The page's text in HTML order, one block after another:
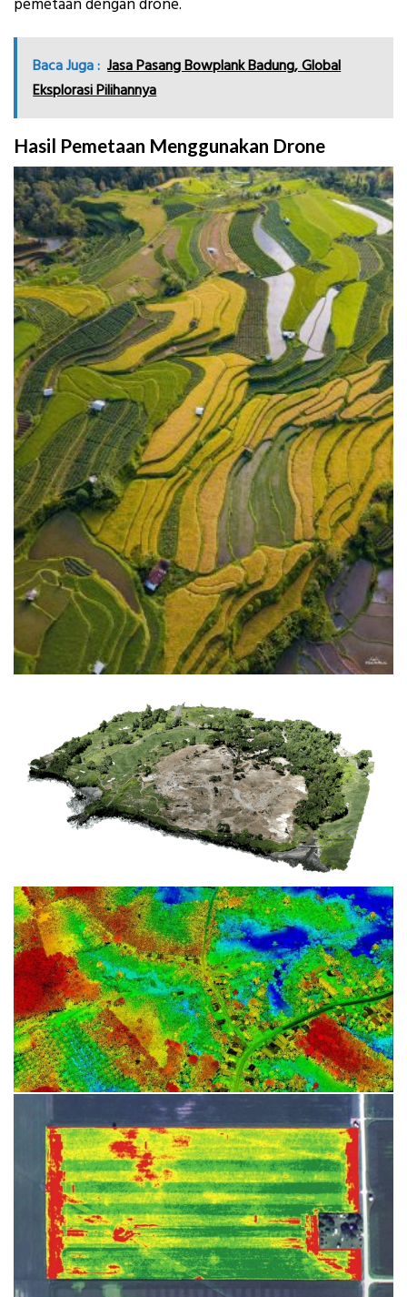
pemetaan dengan drone.
Baca Juga : Jasa Pasang Bowplank Badung, Global
Eksplorasi Pilihannya
Hasil Pemetaan Menggunakan Drone